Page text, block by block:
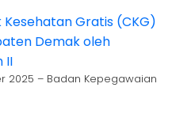
Kesehatan Gratis (CKG)
Demak oleh
II
2025 – Badan Kepegawaian